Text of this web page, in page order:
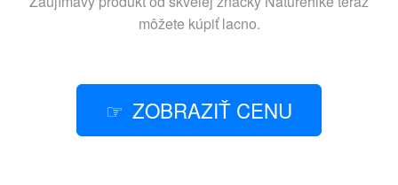
môžete kúpiť lacno.
ZOBRAZIŤ CENU